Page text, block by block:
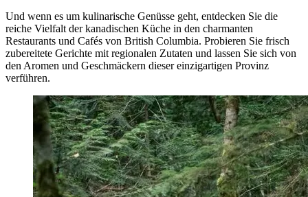
Und wenn es um kulinarische Genüsse geht, entdecken Sie die
reiche Vielfalt der kanadischen Küche in den charmanten
Restaurants und Cafés von British Columbia. Probieren Sie frisch
zubereitete Gerichte mit regionalen Zutaten und lassen Sie sich von
den Aromen und Geschmäckern dieser einzigartigen Provinz
verführen.